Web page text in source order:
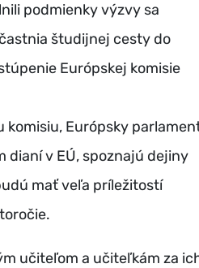
podmienky výzvy sa
študijnej cesty do
Európskej komisie
Európsky
dianí v EÚ, spoznajú dejiny
mať veľa príležitostí
učiteľom a učiteľkám za